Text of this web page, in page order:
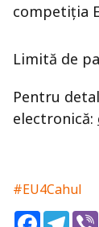
competiția
Limită de
Pentru
electronică:
#EU4Cahul
Facebook